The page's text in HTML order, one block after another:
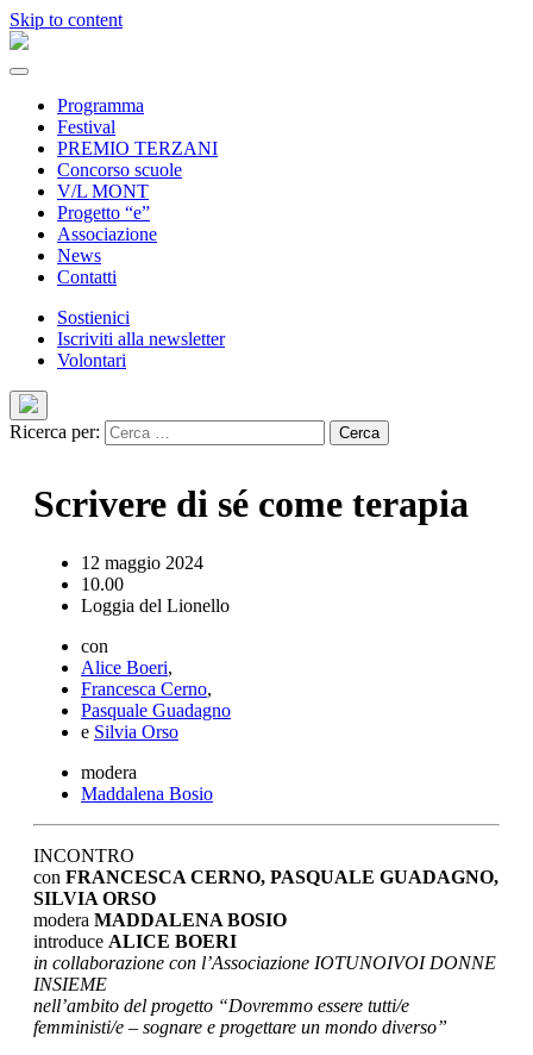
Skip to content
Programma
Festival
PREMIO TERZANI
Concorso scuole
V/L MONT
Progetto “e”
Associazione
News
Contatti
Sostienici
Iscriviti alla newsletter
Volontari
Ricerca per:
Scrivere di sé come terapia
12 maggio 2024
10.00
Loggia del Lionello
con
Alice Boeri,
Francesca Cerno,
Pasquale Guadagno
e Silvia Orso
modera
Maddalena Bosio
INCONTRO
con FRANCESCA CERNO, PASQUALE GUADAGNO,
SILVIA ORSO
modera MADDALENA BOSIO
introduce ALICE BOERI
in collaborazione con l’Associazione IOTUNOIVOI DONNE
INSIEME
nell’ambito del progetto “Dovremmo essere tutti/e
femministi/e – sognare e progettare un mondo diverso”